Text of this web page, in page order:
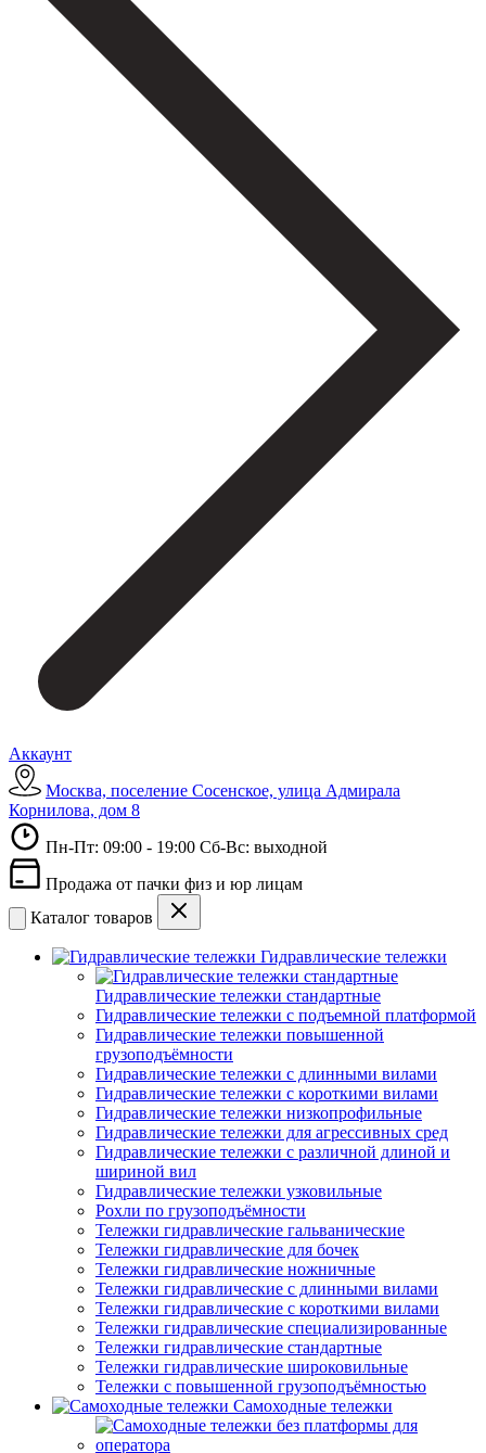
Аккаунт
Москва, поселение Сосенское, улица Адмирала
Корнилова, дом 8
Пн-Пт: 09:00 - 19:00 Сб-Вс: выходной
Продажа от пачки физ и юр лицам
Каталог товаров
Гидравлические тележки
Гидравлические тележки стандартные
Гидравлические тележки с подъемной платформой
Гидравлические тележки повышенной
грузоподъёмности
Гидравлические тележки с длинными вилами
Гидравлические тележки с короткими вилами
Гидравлические тележки низкопрофильные
Гидравлические тележки для агрессивных сред
Гидравлические тележки с различной длиной и
шириной вил
Гидравлические тележки узковильные
Рохли по грузоподъёмности
Тележки гидравлические гальванические
Тележки гидравлические для бочек
Тележки гидравлические ножничные
Тележки гидравлические с длинными вилами
Тележки гидравлические с короткими вилами
Тележки гидравлические специализированные
Тележки гидравлические стандартные
Тележки гидравлические широковильные
Тележки с повышенной грузоподъёмностью
Самоходные тележки